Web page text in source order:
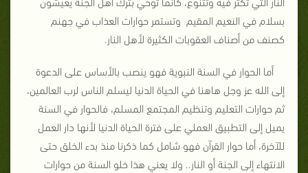
بسلام في النعيم المقيم وتستمر حوارات العذاب في جهنم
كصنف من أصناف العقوبات الكثيرة لأهل النار.
أما الحوار في السنة النبوية فهو ينصب بالأساس على الدعوة
إلى الله عز وجل هاهنا في الحياة الدنيا ليسلم الناس لرب العالمين،
ثم حوارات التعليم وتنظيم المجتمع المسلم، فالحوار في السنة
يميل إلى التطبيق العملي على فترة الحياة الدنيا لأنها دار العمل
للآخرة، أما حوار القرآن فهو شامل كما ذكرنا منذ بدء الخلق حتى
الانتهاء إلى الجنة أو النار.. ولا يعني هذا خلو السنة من حوارات